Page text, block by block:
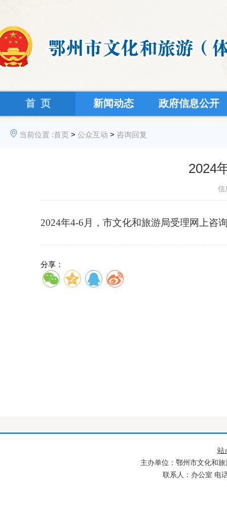
首 页 新闻动态 政府信息公开
当前位置 :首页 > 公众互动 > 咨询回复
2024
信
2024年4-6 月，市文化和旅游局受理网上咨
分享：
站
主办单位：鄂州市文化和
联系人：办公室 电